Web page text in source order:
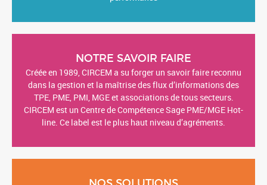
dédiée à tous ceux qui veulent se doter des outils de la
NOTRE SAVOIR FAIRE
Créée en 1989, CIRCEM a su forger un savoir faire reconnu
dans la gestion et la maîtrise des flux d’informations des
TPE, PME, PMI, MGE et associations de tous secteurs.
CIRCEM est un Centre de Compétence Sage PME/MGE Hot-